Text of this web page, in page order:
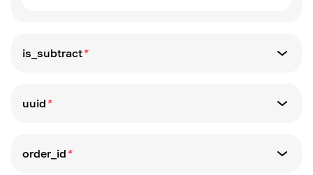
is_subtract*
가맹점 잔액에서 커미션을 받을지 또는 환불 금액
uuid*
required_without: order_id
order_id*